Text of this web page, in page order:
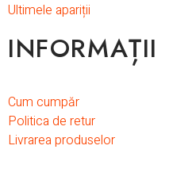
Ultimele apariții
INFORMAȚII
Cum cumpăr
Politica de retur
Livrarea produselor